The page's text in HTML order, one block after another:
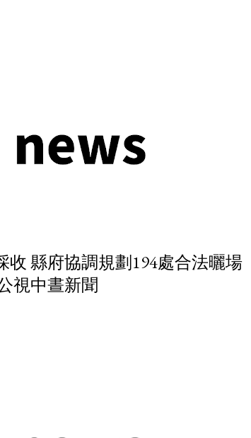
收 縣府協調規劃194處合法曬場
視中晝新聞